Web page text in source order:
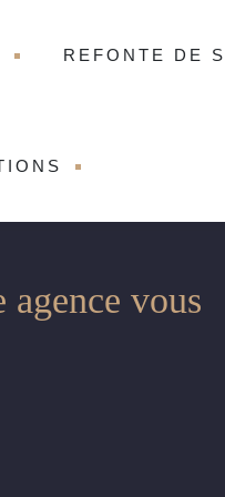
REFONTE DE
vous